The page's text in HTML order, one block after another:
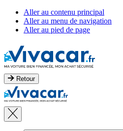
Aller au contenu principal
Aller au menu de navigation
Aller au pied de page
Retour